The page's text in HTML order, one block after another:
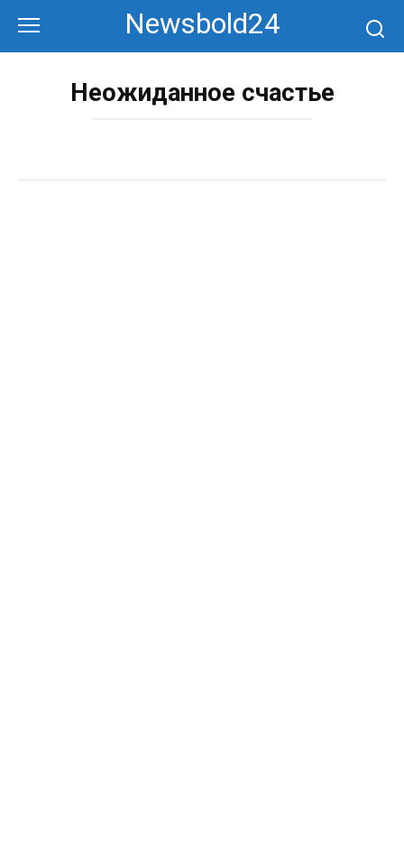
контенту
Newsbold24
Неожиданное счастье